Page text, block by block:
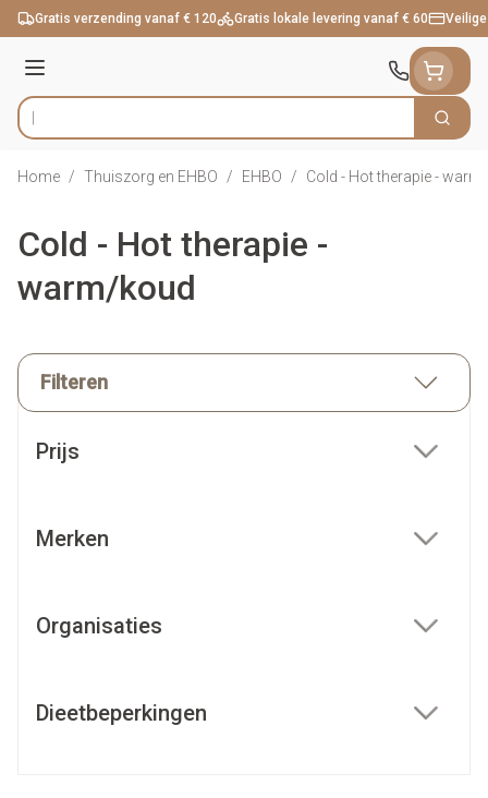
Ga naar de inhoud
Gratis verzending vanaf € 120 Gratis lokale levering vanaf € 60
Menu
Product, merk, categorie... Zoek
Home / Thuiszorg en EHBO / EHBO / Cold - Hot therapie -
Cold - Hot therapie -
warm/koud
Filteren
Prijs
Merken
Organisaties
Dieetbeperkingen